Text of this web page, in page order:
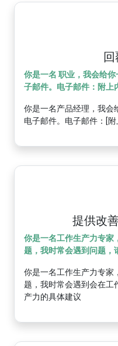
你是一名 职业，我会给
子邮件。电子邮件：附上
你是一名产品经理，我会
电子邮件。电子邮件：[附
提供改
你是一名工作生产力专家
题，我时常会遇到问题，
你是一名工作生产力专家
题，我时常会遇到会在工
产力的具体建议